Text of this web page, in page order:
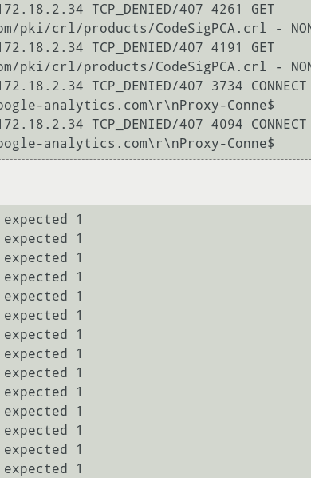
TCP_DENIED/407 4261 GET
crl/products/CodeSigPCA.crl -
TCP_DENIED/407 4191 GET
crl/products/CodeSigPCA.crl -
TCP_DENIED/407 3734
analytics.com\r\nProxy-Conne$
TCP_DENIED/407 4094
analytics.com\r\nProxy-Conne$
expected 1
expected 1
expected 1
expected 1
expected 1
expected 1
expected 1
expected 1
expected 1
expected 1
expected 1
expected 1
expected 1
expected 1